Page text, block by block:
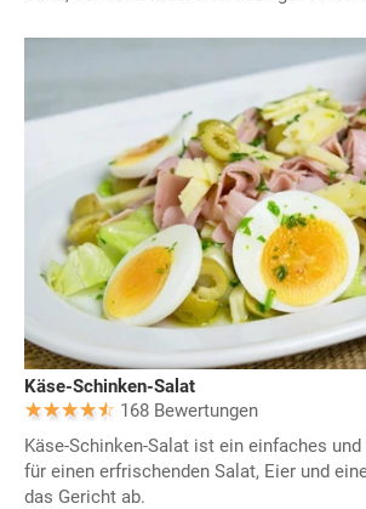
Käse-Schinken-Salat
168 Bewertungen
Käse-Schinken-Salat ist ein einfaches
für einen erfrischenden Salat, Eier und
das Gericht ab.